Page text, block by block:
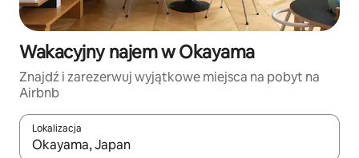
Wakacyjny najem w Okayama
Znajdź i zarezerwuj wyjątkowe miejsca na pobyt na
Airbnb
Lokalizacja
Gdy wyniki będą dostępne, możesz poruszać się po nich za